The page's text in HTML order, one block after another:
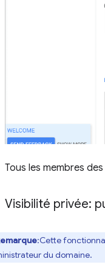
Tous les membres
Visibilité privée:
:Cette
du domaine.